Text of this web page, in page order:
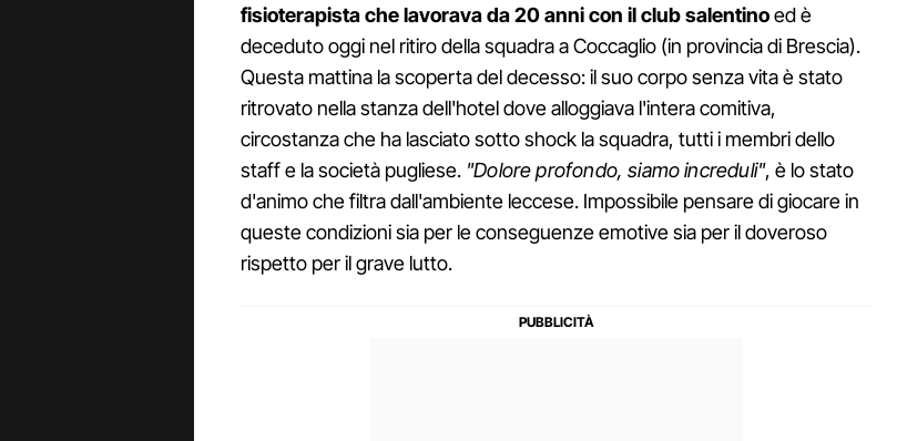
fisioterapista che lavorava da 20 anni con il club salentinoed è
deceduto oggi nel ritiro della squadra a Coccaglio (in provincia di Brescia).
Questa mattina la scoperta del decesso: il suo corpo senza vita è stato
ritrovato nella stanza dell'hotel dove alloggiava l'intera comitiva,
circostanza che ha lasciato sotto shock la squadra, tutti i membri dello
staff e la società pugliese. "Dolore profondo, siamo increduli", è lo stato
d'animo che filtra dall'ambiente leccese. Impossibile pensare di giocare in
queste condizioni sia per le conseguenze emotive sia per il doveroso
rispetto per il grave lutto.